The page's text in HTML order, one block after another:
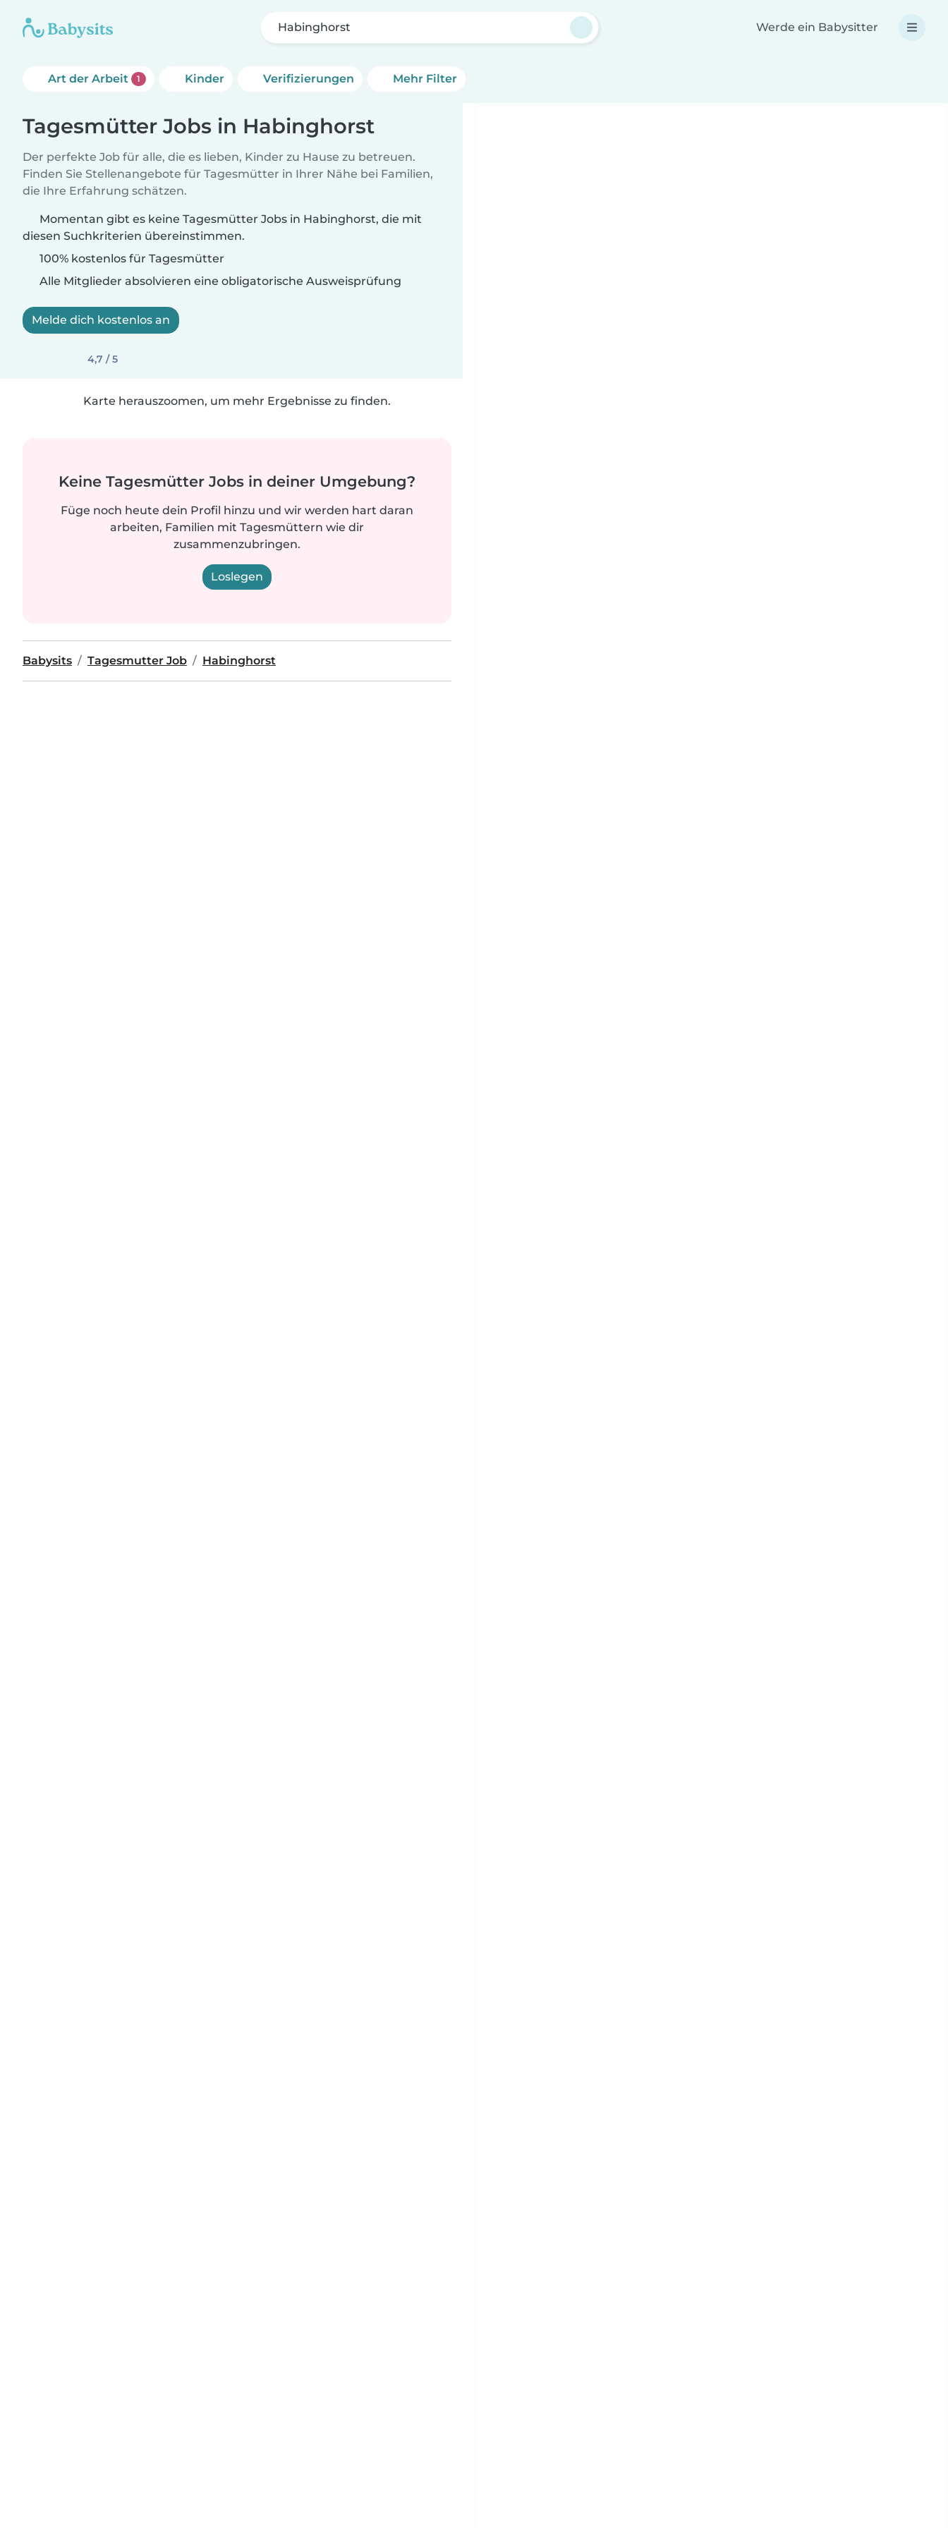
Habinghorst Werde ein Babysitter
Art der Arbeit 1 Kinder Verifizierungen Mehr Filter
Tagesmütter Jobs in Habinghorst
Der perfekte Job für alle, die es lieben, Kinder zu Hause zu betreuen.
Finden Sie Stellenangebote für Tagesmütter in Ihrer Nähe bei Familien,
die Ihre Erfahrung schätzen.
Momentan gibt es keine Tagesmütter Jobs in Habinghorst, die mit
diesen Suchkriterien übereinstimmen.
100% kostenlos für Tagesmütter
Alle Mitglieder absolvieren eine obligatorische Ausweisprüfung
Melde dich kostenlos an
4,7 / 5
Karte herauszoomen, um mehr Ergebnisse zu finden.
Keine Tagesmütter Jobs in deiner Umgebung?
Füge noch heute dein Profil hinzu und wir werden hart daran
arbeiten, Familien mit Tagesmüttern wie dir
zusammenzubringen.
Loslegen
Babysits Tagesmutter Job Habinghorst